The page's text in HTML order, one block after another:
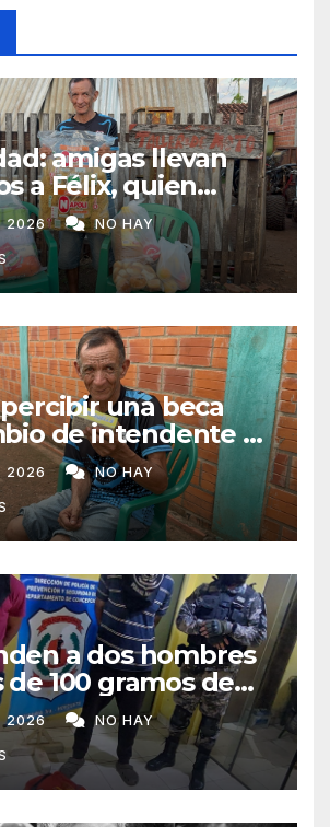
amigas llevan
a Félix, quien
caramelos para
2026 NO HAY
una beca
de intendente y
caramelos para
2026 NO HAY
a dos hombres
de 100 gramos de
marihuana en
2026 NO HAY